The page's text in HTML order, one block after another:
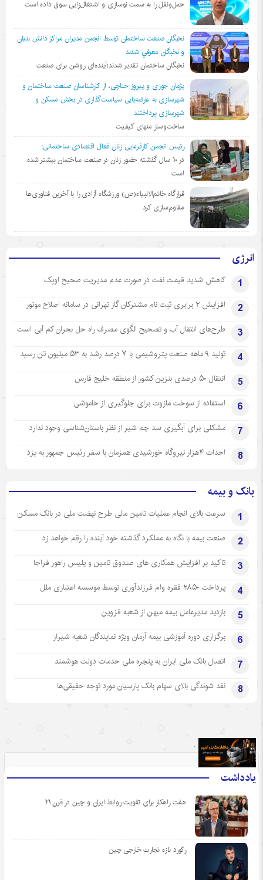
حمل‌ونقل را به سمت نوسازی و اشتغال‌زایی سوق داده است
نخبگان صنعت ساختمان توسط انجمن مديران مراكز دانش بنيان
و نخبگان معرفي شدند
نخبگان ساختمان تقدیر شدند؛آینده‌ای روشن برای صنعت
پژمان جوزی و پیروز حناچی، از کارشناسان صنعت ساختمان و
شهرسازی به عارضه‌یابی سیاست‌گذاری در بخش مسکن و
شهرسازی پرداختند
ساخت‌وساز منهای کیفیت
رئیس انجمن کارفرمایی زنان فعال اقتصادی ساختمانی:
در ١٠ سال گذشته حضور زنان در صنعت ساختمان بیشتر شده
است
قرارگاه خاتم‌الانبیاء(ص) ورزشگاه آزادی را با آخرین فناوری‌ها
مقاوم‌سازی کرد
انرژی
1 کاهش شدید قیمت نفت در صورت عدم مدیریت صحیح اوپک
2 افزایش ۲ برابری ثبت نام مشترکان گاز تهرانی‌ در سامانه اصلاح موتور
3 طرح‌های انتقال آب و تصحیح الگوی مصرف راه حل بحران کم آبی است
4 تولید ۹ ماهه صنعت پتروشیمی با ۷ درصد رشد به ۵۳ میلیون تن رسید
5 انتقال ۵۰ درصدی بنزین کشور از منطقه خلیج فارس
6 استفاده از سوخت مازوت برای جلوگیری از خاموشی
7 مشکلی برای آبگیری سد چم شیر از نظر باستان‌شناسی وجود ندارد
8 احداث ۴هزار نیروگاه خورشیدی همزمان با سفر رئیس جمهور به یزد
بانک و بیمه
1 سرعت بالای انجام عملیات تامین مالی طرح نهضت ملی در بانک مسکن
2 صنعت بیمه با نگاه به عملکرد گذشته خود آینده را رقم خواهد زد
3 تاکید بر افزایش همکاری های صندوق تامین و پلیس راهور فراجا
4 پرداخت ۲۸۵۰ فقره وام فرزندآوری توسط موسسه اعتباری ملل
5 بازدید مدیرعامل بیمه میهن از شعبه قزوین
6 برگزاری دوره آموزشی بیمه آرمان ویژه نمایندگان شعبه شیراز
7 اتصال بانک ملی ایران به پنجره ملی خدمات دولت هوشمند
8 نقد شوندگی بالای سهام بانک پارسیان مورد توجه حقیقی‌ها
یادداشت
هفت راهکار برای تقویت روابط ایران و چین در قرن ۲۱
رکورد تازه تجارت خارجی چین
.